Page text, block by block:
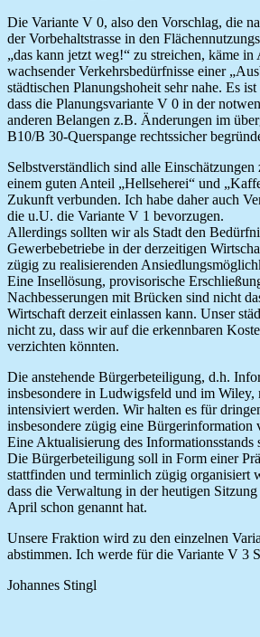
Die Variante V 0, also den Vorschlag, die
der Vorbehaltstrasse in den
„das kann jetzt weg!“ zu streichen, käme in
wachsender Verkehrsbedürfnisse einer
städtischen Planungshoheit sehr nahe. Es
dass die Planungsvariante V 0 in der
anderen Belangen z.B. Änderungen im
B10/B 30-Querspange rechtssicher
Selbstverständlich sind alle
einem guten Anteil „Hellseherei“ und
Zukunft verbunden. Ich habe daher auch
die u.U. die Variante V 1 bevorzugen.
Allerdings sollten wir als Stadt den
Gewerbebetriebe in der derzeitigen
zügig zu realisierenden
Eine Insellösung, provisorische
Nachbesserungen mit Brücken sind nicht
Wirtschaft derzeit einlassen kann. Unser
nicht zu, dass wir auf die erkennbaren
verzichten könnten.
Die anstehende Bürgerbeteiligung, d.h.
insbesondere in Ludwigsfeld und im Wiley,
intensiviert werden. Wir halten es für
insbesondere zügig eine
Eine Aktualisierung des Informationsstands
Die Bürgerbeteiligung soll in Form einer
stattfinden und terminlich zügig organisiert
dass die Verwaltung in der heutigen
April schon genannt hat.
Unsere Fraktion wird zu den einzelnen
abstimmen. Ich werde für die Variante V 3
Johannes Stingl